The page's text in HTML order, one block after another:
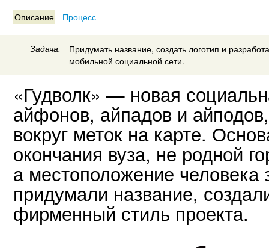
Описание Процесс
Задача.
Придумать название, создать логотип и
мобильной социальной сети.
«Гудволк» — новая
айфонов, айпадов и
вокруг меток на карте.
окончания вуза, не родной
а местоположение человека
придумали название,
фирменный стиль проекта.